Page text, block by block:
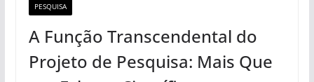
PESQUISA
A Função Transcendental do
Projeto de Pesquisa: Mais Que